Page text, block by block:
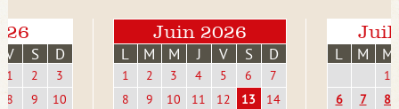
V S D
1 2
3
8
9
10
Juin 2026
L M M J V S D
1 2 3 4 5 6
7
8
9 10 11 12 13
14
L M M
1
6
7
8